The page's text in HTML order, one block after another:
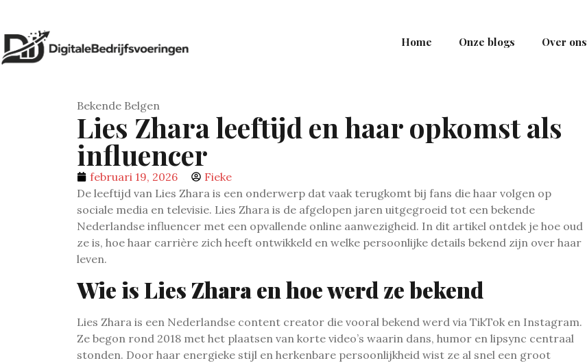
Home Onze blogs Over ons
Bekende Belgen
Lies Zhara leeftijd en haar opkomst als
influencer
februari 19, 2026
Fieke
De leeftijd van Lies Zhara is een onderwerp dat vaak terugkomt bij fans die haar volgen op
sociale media en televisie. Lies Zhara is de afgelopen jaren uitgegroeid tot een bekende
Nederlandse influencer met een opvallende online aanwezigheid. In dit artikel ontdek je hoe oud
ze is, hoe haar carrière zich heeft ontwikkeld en welke persoonlijke details bekend zijn over haar
leven.
Wie is Lies Zhara en hoe werd ze bekend
Lies Zhara is een Nederlandse content creator die vooral bekend werd via TikTok en Instagram.
Ze begon rond 2018 met het plaatsen van korte video’s waarin dans, humor en lipsync centraal
stonden. Door haar energieke stijl en herkenbare persoonlijkheid wist ze al snel een groot